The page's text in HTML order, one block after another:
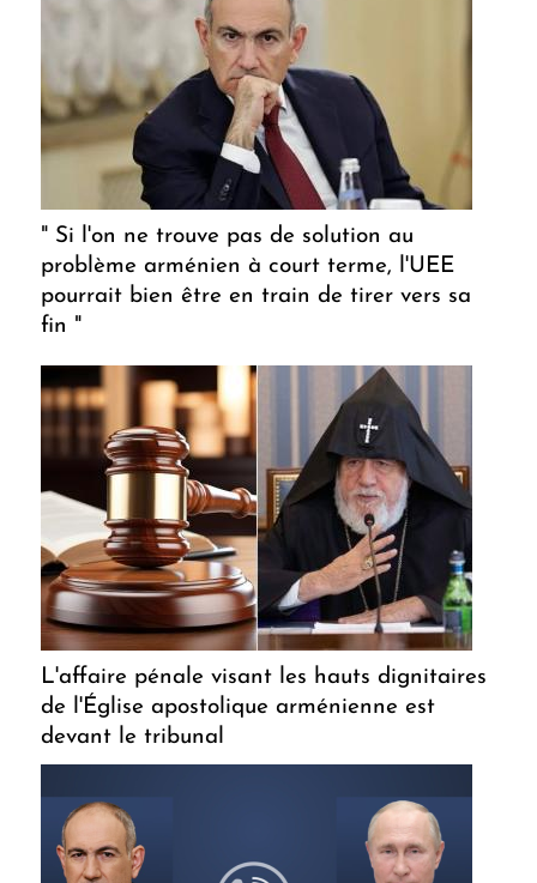
" Si l'on ne trouve pas de solution au
problème arménien à court terme, l'UEE
pourrait bien être en train de tirer vers sa
fin "
L'affaire pénale visant les hauts dignitaires
de l'Église apostolique arménienne est
devant le tribunal